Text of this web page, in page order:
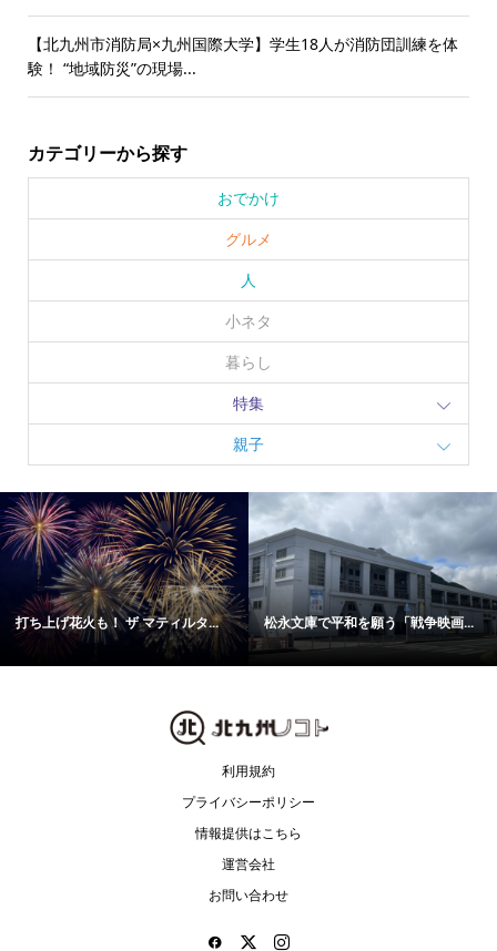
【北九州市消防局×九州国際大学】学生18人が消防団訓練を体
験！ “地域防災”の現場...
カテゴリーから探す
おでかけ
グルメ
人
小ネタ
暮らし
特集
親子
打ち上げ花火も！ ザ マティルタ... 松永文庫で平和を願う「戦争映画...
利用規約
プライバシーポリシー
情報提供はこちら
運営会社
お問い合わせ